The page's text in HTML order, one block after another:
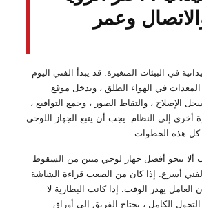
وعمر
في البيئات المتغيرة. قد يبدأ الفني اليوم
في الهواء الطلق ، ويدخل موقع
الإصلاح ، والتقاط الصور ، وجمع التواقيع ،
أخرى إلى النظام. يجب أن يتبع الجهاز اللوحي
كل هذه الخطوات.
ألا ينجو أفضل جهاز لوحي متين من السقوط
أسرع. إذا كان من الصعب قراءة الشاشة
يهدر الوقت. إذا كانت البطارية لا
الكامل ، يحتاج الفريق إلى أوراق